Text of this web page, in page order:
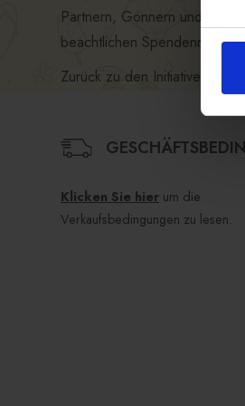
Partnern, Gönnern und
beachtlichen Spendenrekord
Zurück zu den Initiativen
Klicken Sie hier um die
Verkaufsbedingungen zu lesen.